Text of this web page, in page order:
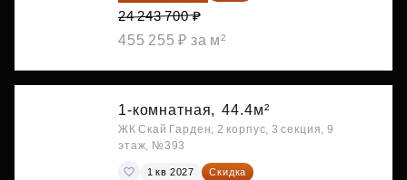
24 243 700 ₽
455 255 ₽ за м²
1-комнатная, 44.4м²
ЖК Скай Гарден, 2 корпус, 3 секция, 9
этаж, №393
1 кв 2027
Скидка